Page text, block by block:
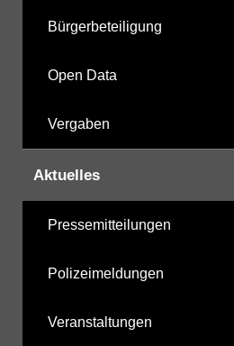
Bürgerbeteiligung
Open Data
Vergaben
Aktuelles
Pressemitteilungen
Polizeimeldungen
Veranstaltungen